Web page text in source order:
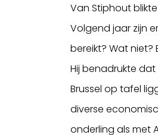
Van Stiphout
Volgend jaar zijn
bereikt? Wat niet?
Hij benadrukte
Brussel op tafel
diverse
onderling als met